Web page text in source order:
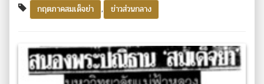
กฤตภาคสมเด็จย่า
, ข่าวส่วนกลาง